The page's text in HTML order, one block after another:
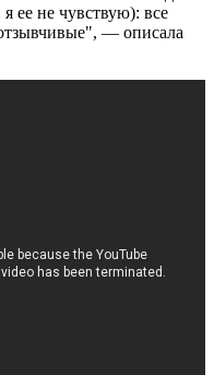
ее не чувствую): все
— описала